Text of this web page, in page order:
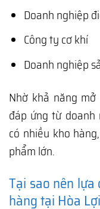
Doanh nghiệp
Công ty cơ khí
Doanh nghiệp
Nhờ khả năng
đáp ứng từ
có nhiều kho
phẩm lớn.
Tại sao nên
hàng tại Hòa